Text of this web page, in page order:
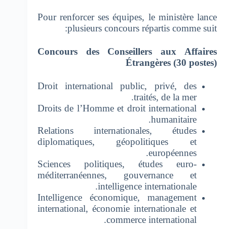
Pour renforcer ses équipes, le ministère lance
plusieurs concours répartis comme suit:
Concours des Conseillers aux Affaires
Étrangères (30 postes)
Droit international public, privé, des
traités, de la mer.
Droits de l’Homme et droit international
humanitaire.
Relations internationales, études
diplomatiques, géopolitiques et
européennes.
Sciences politiques, études euro-
méditerranéennes, gouvernance et
intelligence internationale.
Intelligence économique, management
international, économie internationale et
commerce international.